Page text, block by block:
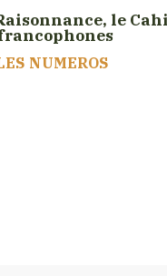
le
NUMEROS